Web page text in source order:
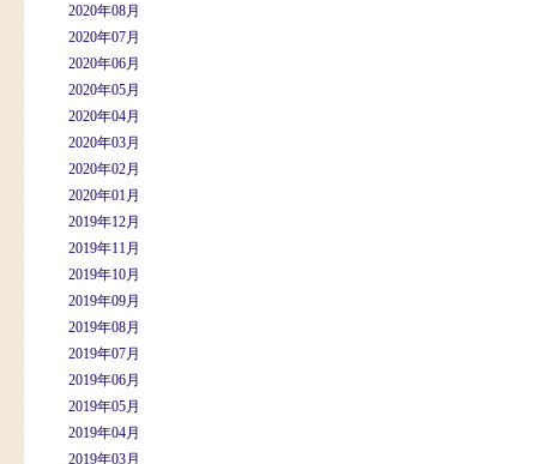
2020年08月
2020年07月
2020年06月
2020年05月
2020年04月
2020年03月
2020年02月
2020年01月
2019年12月
2019年11月
2019年10月
2019年09月
2019年08月
2019年07月
2019年06月
2019年05月
2019年04月
2019年03月